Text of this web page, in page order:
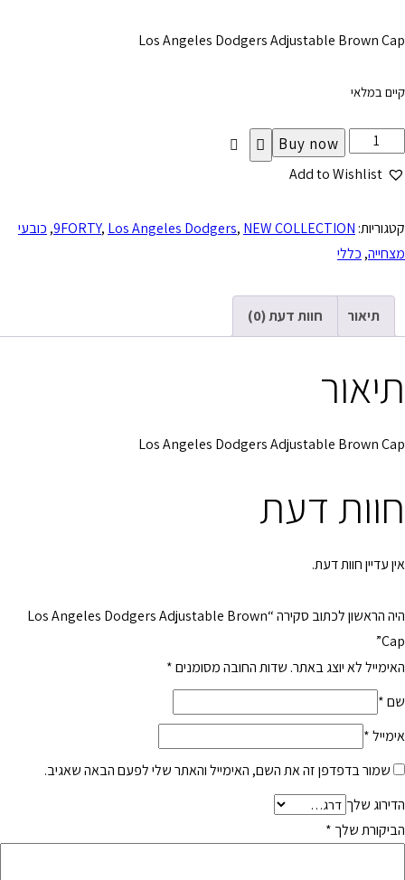
Los Angeles Dodgers Adjustable Brown Cap
קיים במלאי
Buy now
Add to Wishlist
קטגוריות: 9FORTY, Los Angeles Dodgers, NEW COLLECTION
, כובעי
מצחייה, כללי
תיאור חוות דעת (0)
תיאור
Los Angeles Dodgers Adjustable Brown Cap
חוות דעת
אין עדיין חוות דעת.
היה הראשון לכתוב סקירה “Los Angeles Dodgers Adjustable Brown
Cap”
האימייל לא יוצג באתר. שדות החובה מסומנים*
שם*
אימייל*
שמור בדפדפן זה את השם, האימייל והאתר שלי לפעם הבאה שאגיב.
הדירוג שלך
הביקורת שלך *